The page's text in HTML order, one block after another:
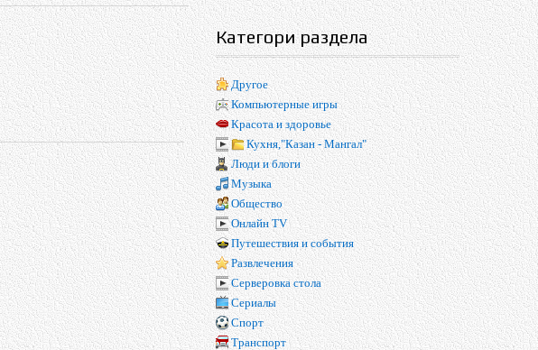
Категори раздела
Другое
Компьютерные игры
Красота и здоровье
Кухня,"Казан - Мангал"
Люди и блоги
Музыка
Общество
Онлайн TV
Путешествия и события
Развлечения
Серверовка стола
Сериалы
Спорт
Транспорт